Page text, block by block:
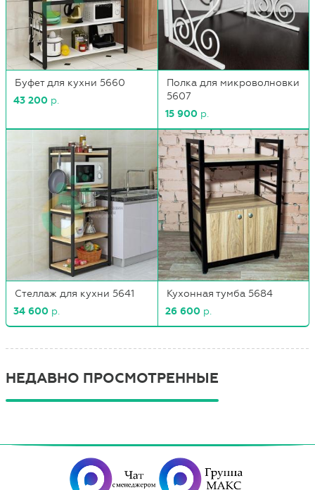
Буфет для кухни 5660
43 200 р.
Полка для микроволновки
5607
15 900 р.
Стеллаж для кухни 5641
34 600 р.
Кухонная тумба 5684
26 600 р.
НЕДАВНО ПРОСМОТРЕННЫЕ